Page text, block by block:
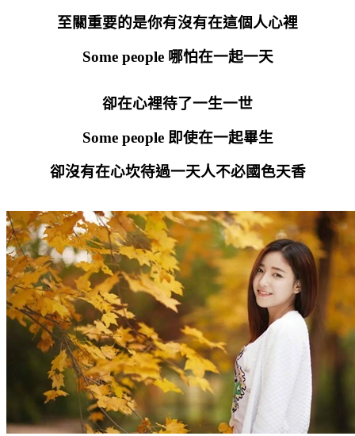
至關重要的是你有沒有在這個人心裡
Some people 哪怕在一起一天
卻在心裡待了一生一世
Some people 即使在一起畢生
卻沒有在心坎待過一天人不必國色天香